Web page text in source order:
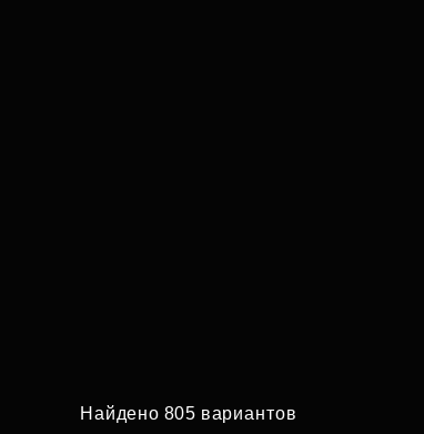
Найдено 805 вариантов